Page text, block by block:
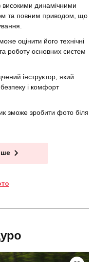
високими динамічними
та повним приводом, що
оцінити його технічні
роботу основних систем
інструктор, який
і комфорт
зможе зробити фото біля